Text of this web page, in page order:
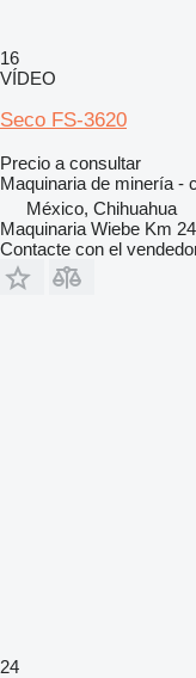
16
VÍDEO
Seco FS-3620
Precio a consultar
Maquinaria de minería -
México, Chihuahua
Maquinaria Wiebe Km
Contacte con el
24